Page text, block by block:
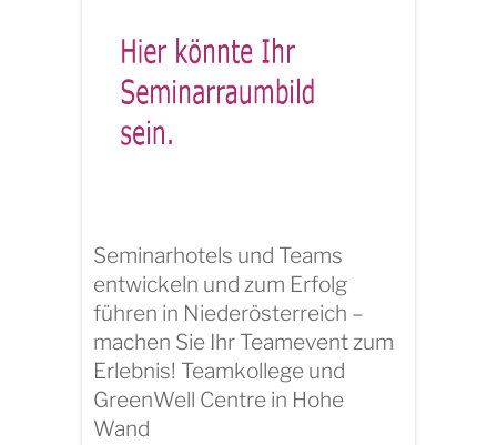
Seminarhotels und Teams
entwickeln und zum Erfolg
führen in Niederösterreich –
machen Sie Ihr Teamevent zum
Erlebnis! Teamkollege und
GreenWell Centre in Hohe
Wand